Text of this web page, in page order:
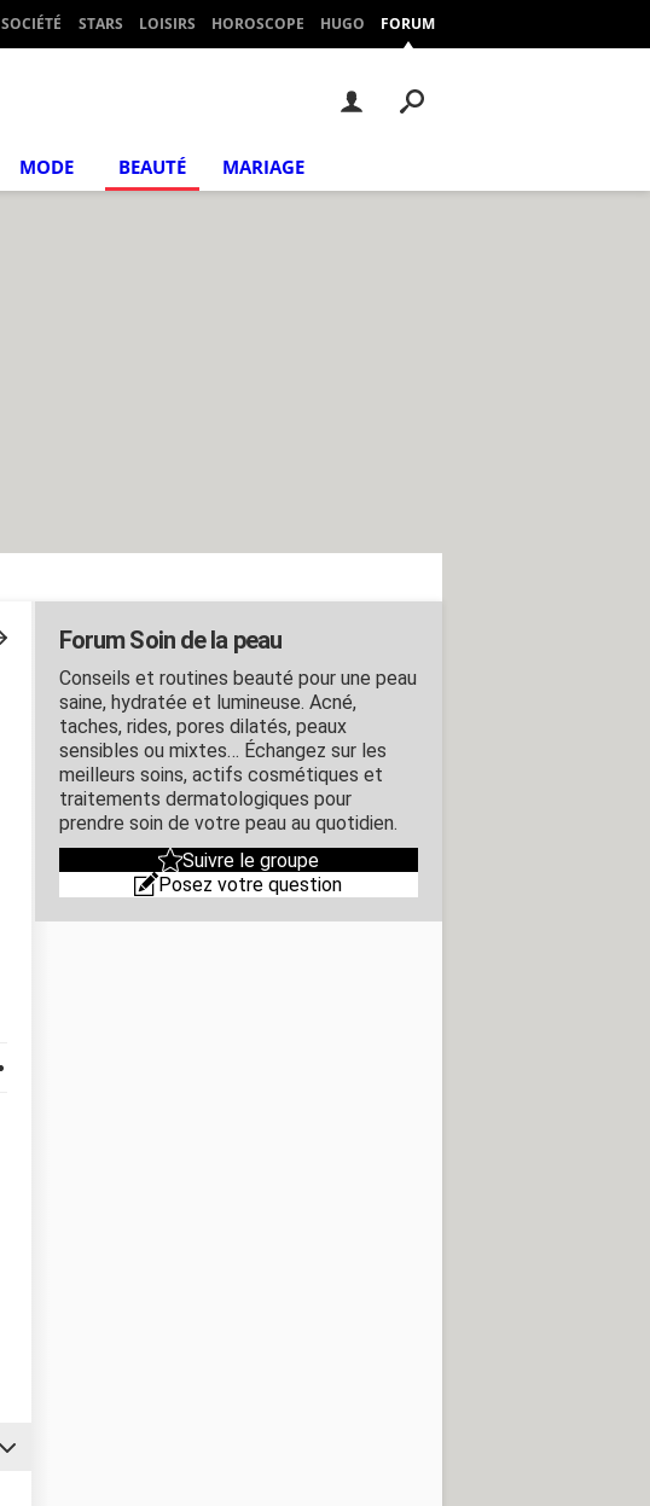
SOCIÉTÉ STARS LOISIRS HOROSCOPE HUGO FORUM
MODE BEAUTÉ MARIAGE
Forum Soin de la peau
Conseils et routines beauté pour une peau
saine, hydratée et lumineuse. Acné,
taches, rides, pores dilatés, peaux
sensibles ou mixtes… Échangez sur les
meilleurs soins, actifs cosmétiques et
traitements dermatologiques pour
prendre soin de votre peau au quotidien.
Suivre le groupe
Posez votre question